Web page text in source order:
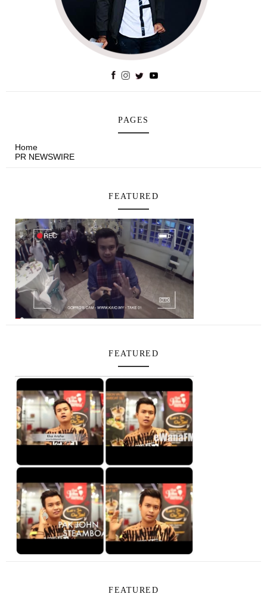
PAGES
Home
PR NEWSWIRE
FEATURED
FEATURED
FEATURED